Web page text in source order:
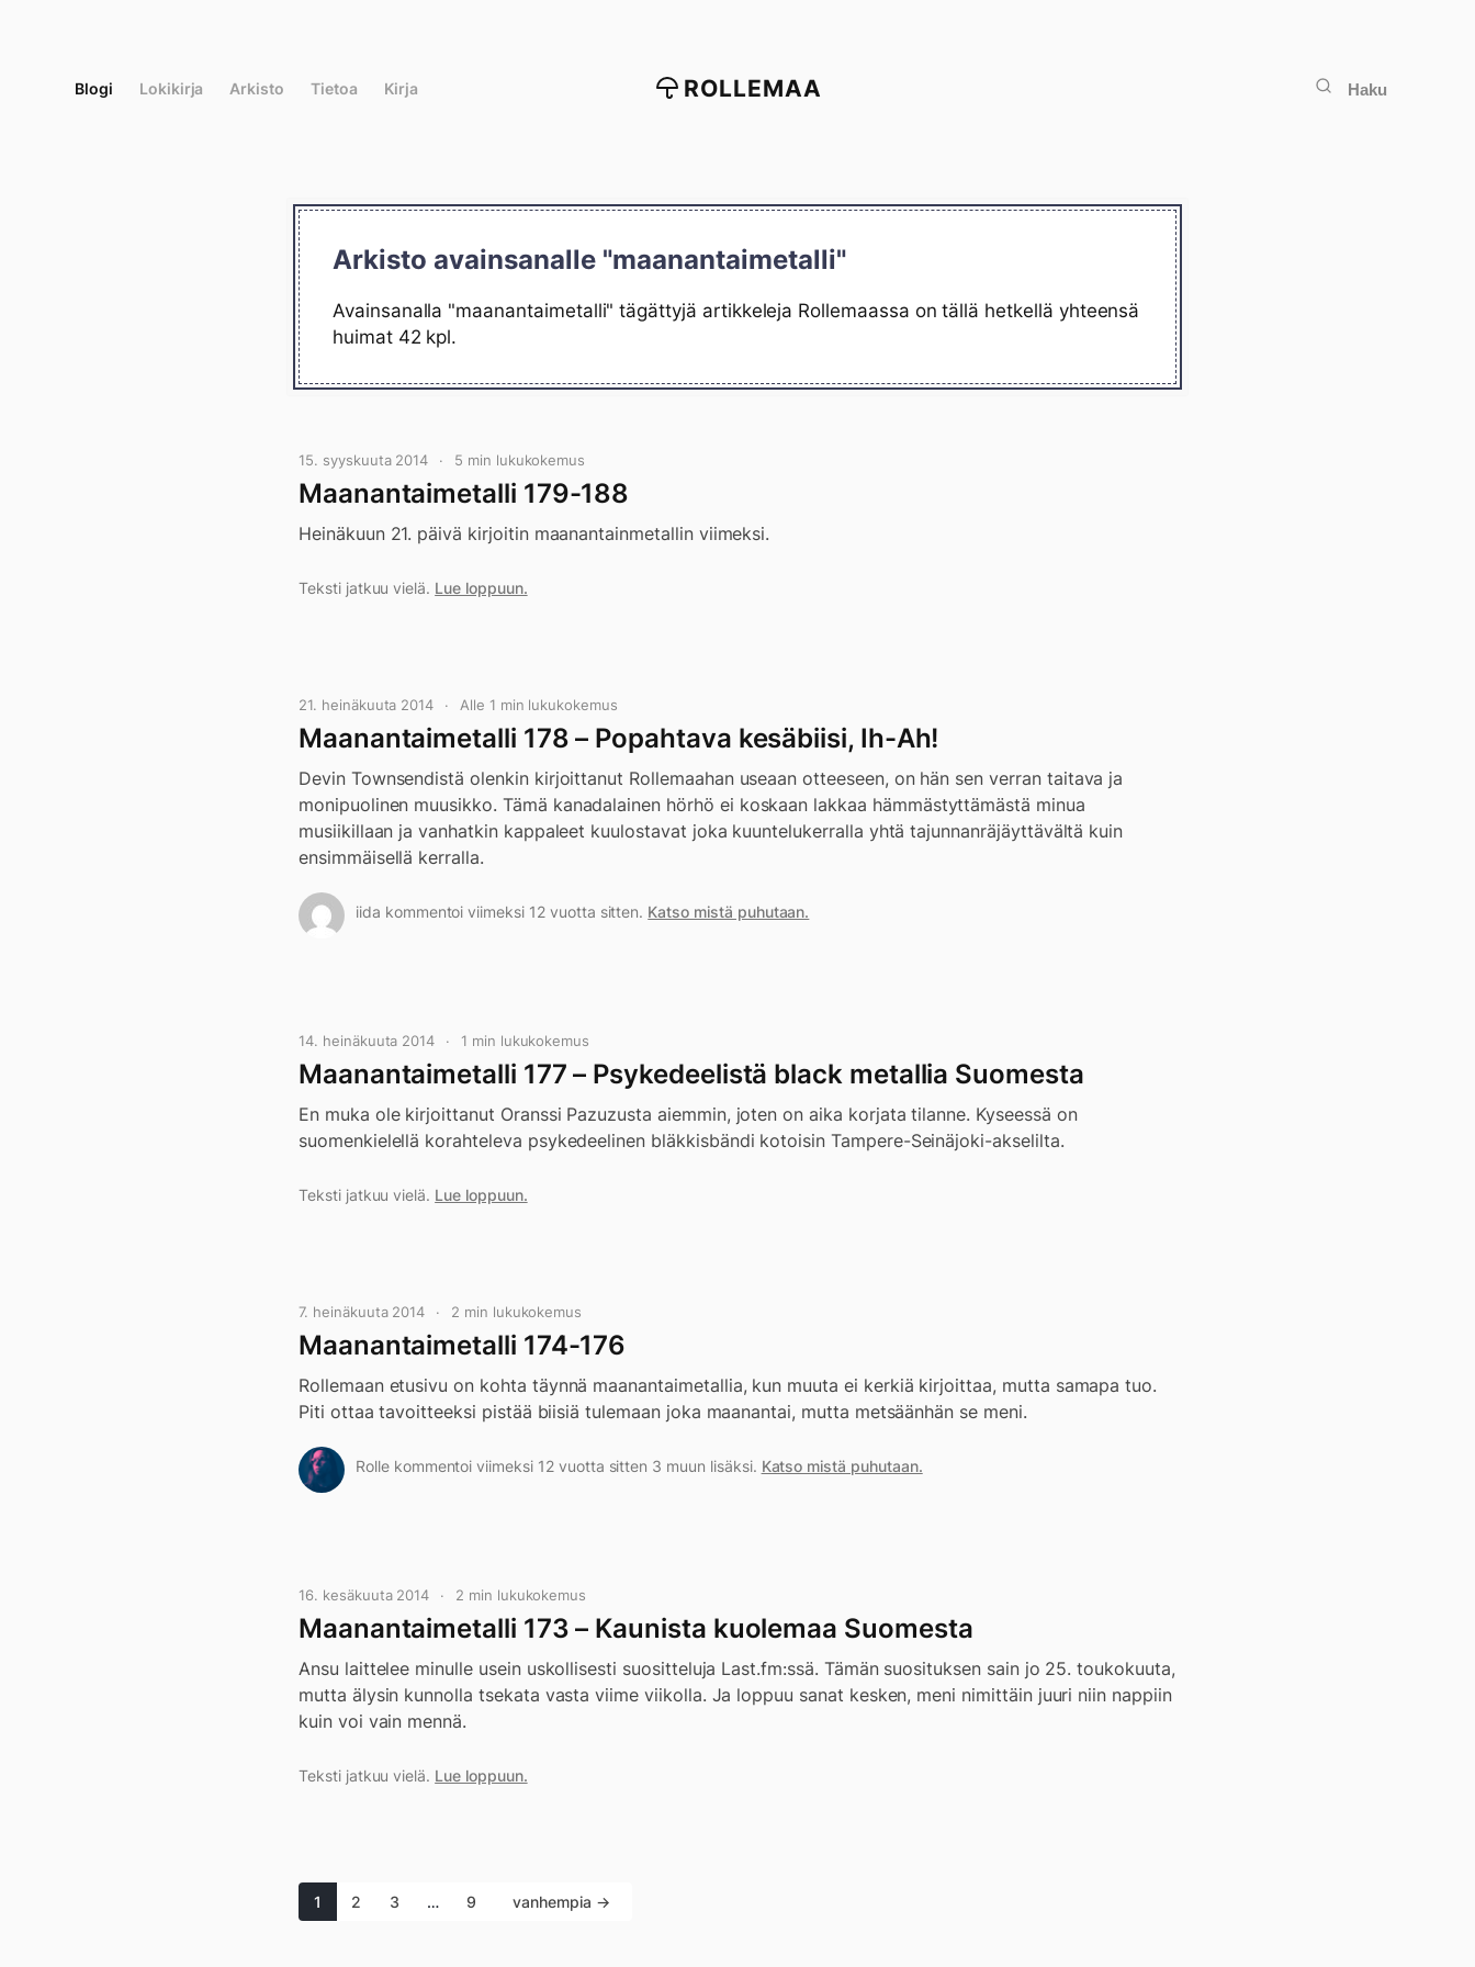
Blogi Lokikirja Arkisto Tietoa Kirja ROLLEMAA Haku
Arkisto avainsanalle "maanantaimetalli"
Avainsanalla "maanantaimetalli" tägättyjä artikkeleja Rollemaassa on tällä hetkellä yhteensä
huimat 42 kpl.
15. syyskuuta 2014 5 min lukukokemus
Maanantaimetalli 179-188
Heinäkuun 21. päivä kirjoitin maanantainmetallin viimeksi.
Teksti jatkuu vielä. Lue loppuun.
21. heinäkuuta 2014 Alle 1 min lukukokemus
Maanantaimetalli 178 – Popahtava kesäbiisi, Ih-Ah!
Devin Townsendistä olenkin kirjoittanut Rollemaahan useaan otteeseen, on hän sen verran taitava ja
monipuolinen muusikko. Tämä kanadalainen hörhö ei koskaan lakkaa hämmästyttämästä minua
musiikillaan ja vanhatkin kappaleet kuulostavat joka kuuntelukerralla yhtä tajunnanräjäyttävältä kuin
ensimmäisellä kerralla.
iida kommentoi viimeksi 12 vuotta sitten. Katso mistä puhutaan.
14. heinäkuuta 2014 1 min lukukokemus
Maanantaimetalli 177 – Psykedeelistä black metallia Suomesta
En muka ole kirjoittanut Oranssi Pazuzusta aiemmin, joten on aika korjata tilanne. Kyseessä on
suomenkielellä korahteleva psykedeelinen bläkkisbändi kotoisin Tampere-Seinäjoki-akselilta.
Teksti jatkuu vielä. Lue loppuun.
7. heinäkuuta 2014 2 min lukukokemus
Maanantaimetalli 174-176
Rollemaan etusivu on kohta täynnä maanantaimetallia, kun muuta ei kerkiä kirjoittaa, mutta samapa tuo.
Piti ottaa tavoitteeksi pistää biisiä tulemaan joka maanantai, mutta metsäänhän se meni.
Rolle kommentoi viimeksi 12 vuotta sitten 3 muun lisäksi. Katso mistä puhutaan.
16. kesäkuuta 2014 2 min lukukokemus
Maanantaimetalli 173 – Kaunista kuolemaa Suomesta
Ansu laittelee minulle usein uskollisesti suositteluja Last.fm:ssä. Tämän suosituksen sain jo 25. toukokuuta,
mutta älysin kunnolla tsekata vasta viime viikolla. Ja loppuu sanat kesken, meni nimittäin juuri niin nappiin
kuin voi vain mennä.
Teksti jatkuu vielä. Lue loppuun.
1 2 3 … 9 vanhempia →